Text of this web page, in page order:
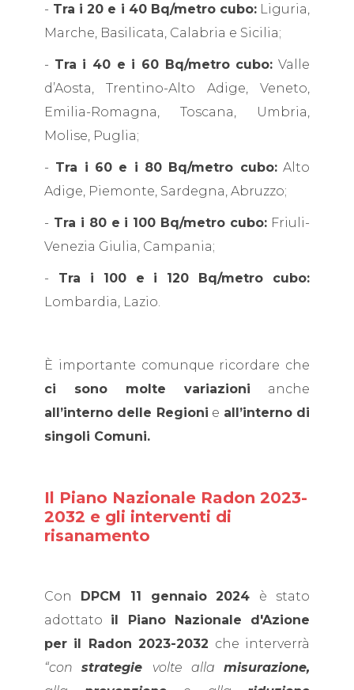
- Tra i 20 e i 40 Bq/metro cubo:Liguria,
Marche, Basilicata, Calabria e Sicilia;
- Tra i 40 e i 60 Bq/metro cubo: Valle
d’Aosta, Trentino-Alto Adige, Veneto,
Emilia-Romagna, Toscana, Umbria,
Molise, Puglia;
- Tra i 60 e i 80 Bq/metro cubo:Alto
Adige, Piemonte, Sardegna, Abruzzo;
- Tra i 80 e i 100 Bq/metro cubo: Friuli-
Venezia Giulia, Campania;
- Tra i 100 e i 120 Bq/metro cubo:
Lombardia, Lazio.
È importante comunque ricordare che
ci sono molte variazioni anche
all’interno delle Regioni e all’interno di
singoli Comuni.
Il Piano Nazionale Radon 2023-
2032 e gli interventi di
risanamento
Con DPCM 11 gennaio 2024 è stato
adottato il Piano Nazionale d'Azione
per il Radon 2023-2032 che interverrà
“constrategie volte alla misurazione,